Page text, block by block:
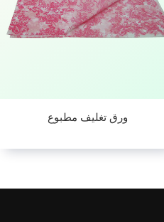
ورق تغليف مطبوع